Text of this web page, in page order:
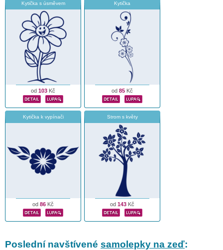
Kytička s úsměvem
od 103 Kč
Kytička
od 85 Kč
Kytička k vypínači
od 86 Kč
Strom s květy
od 143 Kč
Poslední navštívené samolepky na zeď: